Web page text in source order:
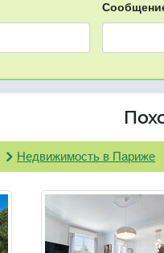
Недвижимость в Париже